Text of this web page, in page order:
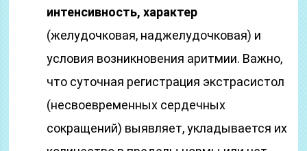
интенсивность, характер
(желудочковая, наджелудочковая) и
условия возникновения аритмии. Важно,
что суточная регистрация экстрасистол
(несвоевременных сердечных
сокращений) выявляет, укладывается их